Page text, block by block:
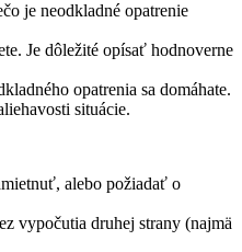
je neodkladné opatrenie
Je dôležité opísať hodnoverne
opatrenia sa domáhate.
situácie.
alebo požiadať o
vypočutia druhej strany (najmä